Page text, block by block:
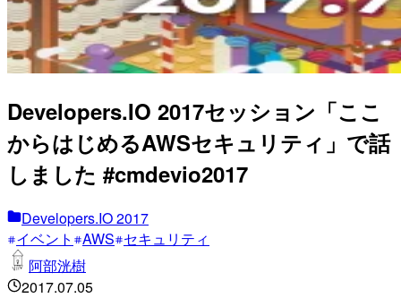
Developers.IO 2017セッション「ここ
からはじめるAWSセキュリティ」で話
しました #cmdevio2017
Developers.IO 2017
イベント
AWS セキュリティ
阿部洸樹
2017.07.05